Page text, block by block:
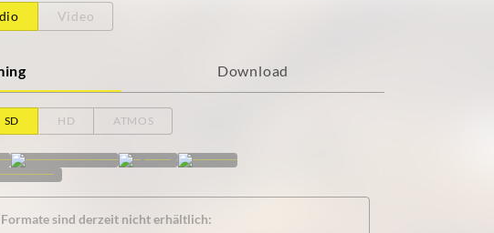
Video
Download
SD HD ATMOS
sind derzeit nicht erhältlich: